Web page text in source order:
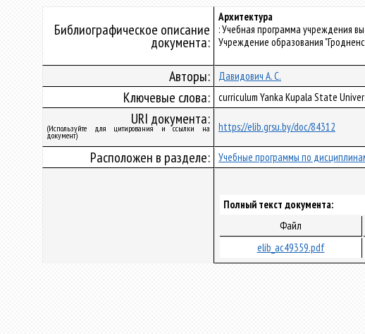
Библиографическое описание
документа:
Архитектура
: Учебная программа учреждения
Учреждение образования
Авторы: Давидович А. С.
Ключевые слова: curriculum Yanka Kupala State
URI документа:
(Используйте для цитирования и ссылки на
документ)
https://elib.grsu.by/doc/84312
Расположен в разделе: Учебные программы по
Полный текст документа:
Файл
elib_ac49359.pdf